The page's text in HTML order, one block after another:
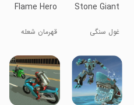
Stone Giant
غول سنگی
Flame Hero
قهرمان شعله